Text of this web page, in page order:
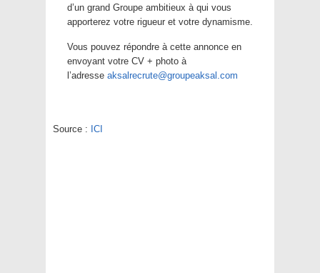
d’un grand Groupe ambitieux à qui vous
apporterez votre rigueur et votre dynamisme.
Vous pouvez répondre à cette annonce en
envoyant votre CV + photo à
l’adresse aksalrecrute@groupeaksal.com
Source : ICI